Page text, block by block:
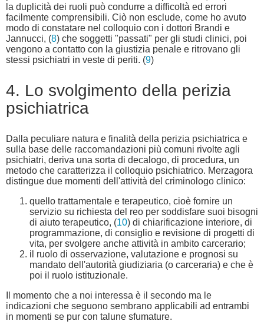
la duplicità dei ruoli può condurre a difficoltà ed errori
facilmente comprensibili. Ciò non esclude, come ho avuto
modo di constatare nel colloquio con i dottori Brandi e
Jannucci, (8) che soggetti "passati" per gli studi clinici, poi
vengono a contatto con la giustizia penale e ritrovano gli
stessi psichiatri in veste di periti. (9)
4. Lo svolgimento della perizia
psichiatrica
Dalla peculiare natura e finalità della perizia psichiatrica e
sulla base delle raccomandazioni più comuni rivolte agli
psichiatri, deriva una sorta di decalogo, di procedura, un
metodo che caratterizza il colloquio psichiatrico. Merzagora
distingue due momenti dell'attività del criminologo clinico:
quello trattamentale e terapeutico, cioè fornire un
servizio su richiesta del reo per soddisfare suoi bisogni
di aiuto terapeutico, (10) di chiarificazione interiore, di
programmazione, di consiglio e revisione di progetti di
vita, per svolgere anche attività in ambito carcerario;
il ruolo di osservazione, valutazione e prognosi su
mandato dell'autorità giudiziaria (o carceraria) e che è
poi il ruolo istituzionale.
Il momento che a noi interessa è il secondo ma le
indicazioni che seguono sembrano applicabili ad entrambi
in momenti se pur con talune sfumature.